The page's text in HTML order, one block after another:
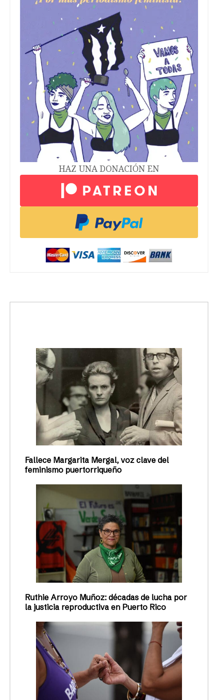
HAZ UNA DONACIÓN EN
Fallece Margarita Mergal, voz clave del
feminismo puertorriqueño
Ruthie Arroyo Muñoz: décadas de lucha por
la justicia reproductiva en Puerto Rico